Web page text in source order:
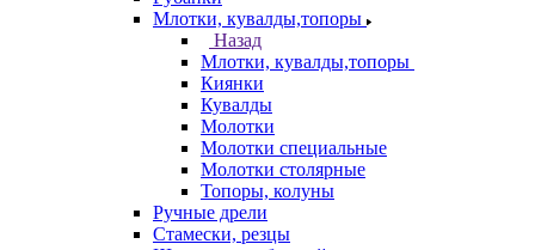
Млотки, кувалды,топоры
Назад
Млотки, кувалды,топоры
Киянки
Кувалды
Молотки
Молотки специальные
Молотки столярные
Топоры, колуны
Ручные дрели
Стамески, резцы